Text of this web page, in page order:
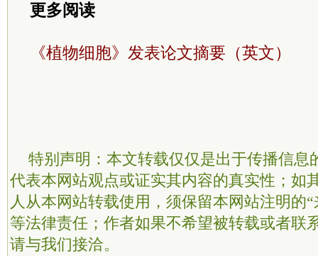
更多阅读
《植物细胞》发表论文摘要（英文）
特别声明：本文转载仅仅是出于传播信息
代表本网站观点或证实其内容的真实性；如
人从本网站转载使用，须保留本网站注明的
等法律责任；作者如果不希望被转载或者联
请与我们接洽。